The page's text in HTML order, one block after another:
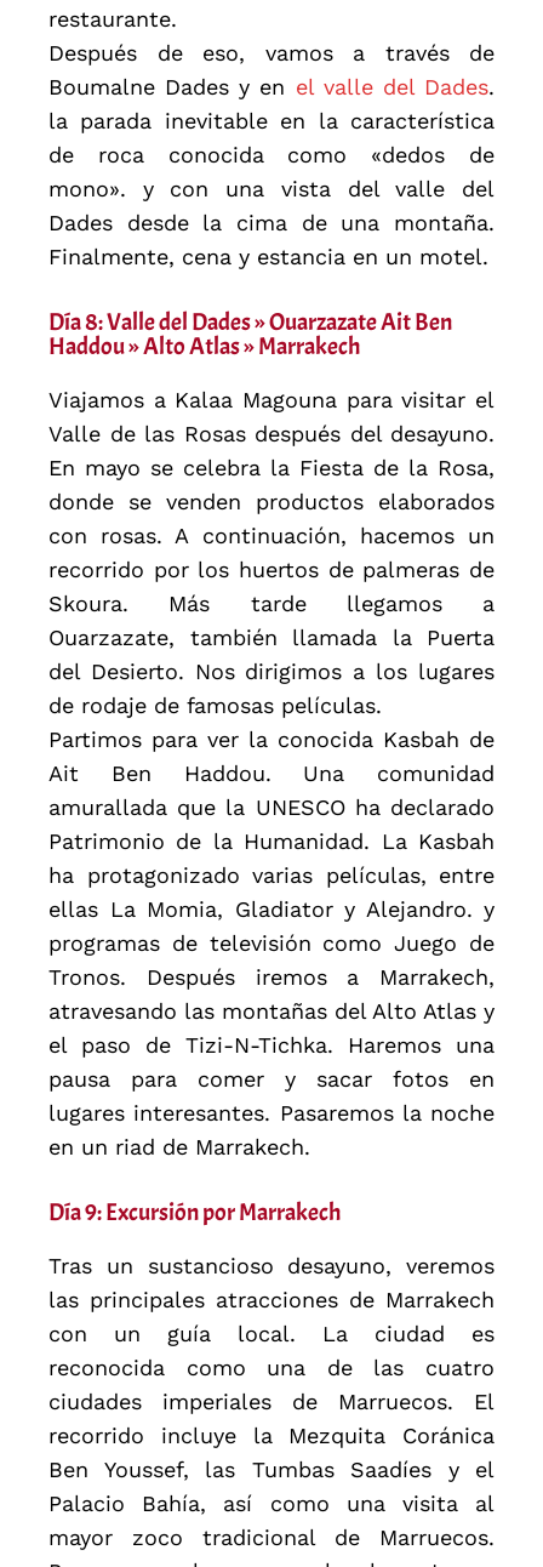
restaurante.
Después de eso, vamos a través de
Boumalne Dades y en el valle del Dades.
la parada inevitable en la característica
de roca conocida como «dedos de
mono». y con una vista del valle del
Dades desde la cima de una montaña.
Finalmente, cena y estancia en un motel.
Día 8: Valle del Dades » Ouarzazate Ait Ben
Haddou » Alto Atlas » Marrakech
Viajamos a Kalaa Magouna para visitar el
Valle de las Rosas después del desayuno.
En mayo se celebra la Fiesta de la Rosa,
donde se venden productos elaborados
con rosas. A continuación, hacemos un
recorrido por los huertos de palmeras de
Skoura. Más tarde llegamos a
Ouarzazate, también llamada la Puerta
del Desierto. Nos dirigimos a los lugares
de rodaje de famosas películas.
Partimos para ver la conocida Kasbah de
Ait Ben Haddou. Una comunidad
amurallada que la UNESCO ha declarado
Patrimonio de la Humanidad. La Kasbah
ha protagonizado varias películas, entre
ellas La Momia, Gladiator y Alejandro. y
programas de televisión como Juego de
Tronos. Después iremos a Marrakech,
atravesando las montañas del Alto Atlas y
el paso de Tizi-N-Tichka. Haremos una
pausa para comer y sacar fotos en
lugares interesantes. Pasaremos la noche
en un riad de Marrakech.
Día 9: Excursión por Marrakech
Tras un sustancioso desayuno, veremos
las principales atracciones de Marrakech
con un guía local. La ciudad es
reconocida como una de las cuatro
ciudades imperiales de Marruecos. El
recorrido incluye la Mezquita Coránica
Ben Youssef, las Tumbas Saadíes y el
Palacio Bahía, así como una visita al
mayor zoco tradicional de Marruecos.